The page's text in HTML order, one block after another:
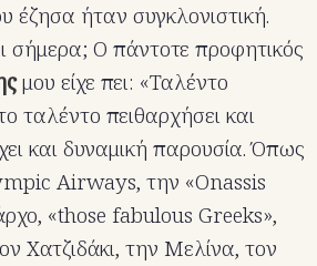
έζησα ήταν συγκλονιστική.
σήμερα; Ο πάντοτε προφητικός
μου είχε πει: «Ταλέντο
ταλέντο πειθαρχήσει και
και δυναμική παρουσία. Όπως
Airways, την «Onassis
«those fabulous Greeks»,
Χατζιδάκι, την Μελίνα, τον